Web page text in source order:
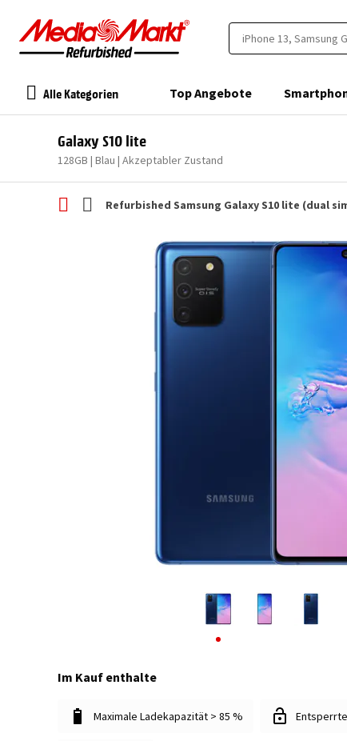
Alle Kategorien Top Angebote
Galaxy S10 lite
128GB | Blau | Akzeptabler Zustand
Refurbished Samsung Galaxy S10 lite (dual
Im Kauf enthalte
Maximale Ladekapazität > 85 %